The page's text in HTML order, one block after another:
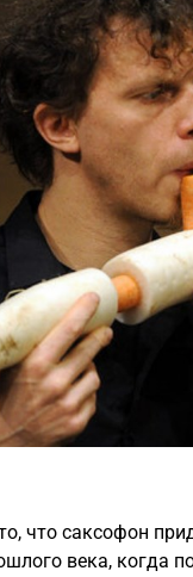
что саксофон
века, когда